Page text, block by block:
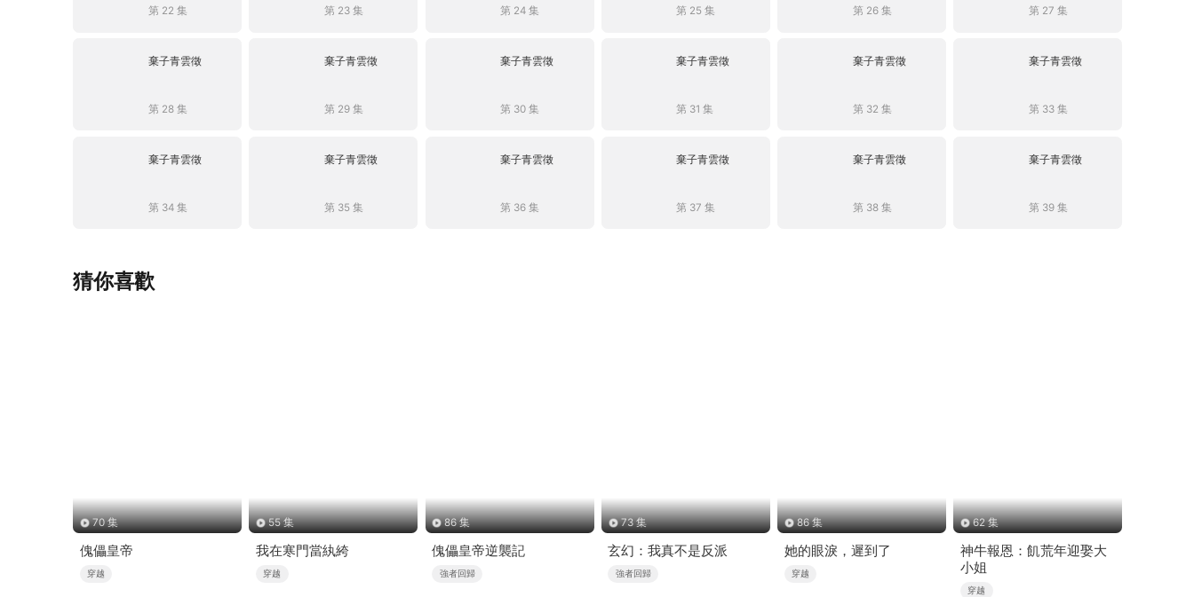
第 22 集 第 23 集 第 24 集 第 25 集 第 26 集 第 27 集
棄子青雲徵
第 28 集
棄子青雲徵
第 29 集
棄子青雲徵
第 30 集
棄子青雲徵
第 31 集
棄子青雲徵
第 32 集
棄子青雲徵
第 33 集
棄子青雲徵
第 34 集
棄子青雲徵
第 35 集
棄子青雲徵
第 36 集
棄子青雲徵
第 37 集
棄子青雲徵
第 38 集
棄子青雲徵
第 39 集
猜你喜歡
70 集
傀儡皇帝
穿越
55 集
我在寒門當紈絝
穿越
86 集
傀儡皇帝逆襲記
強者回歸
73 集
玄幻：我真不是反派
強者回歸
86 集
她的眼淚，遲到了
穿越
62 集
神牛報恩：飢荒年迎娶大
小姐
穿越